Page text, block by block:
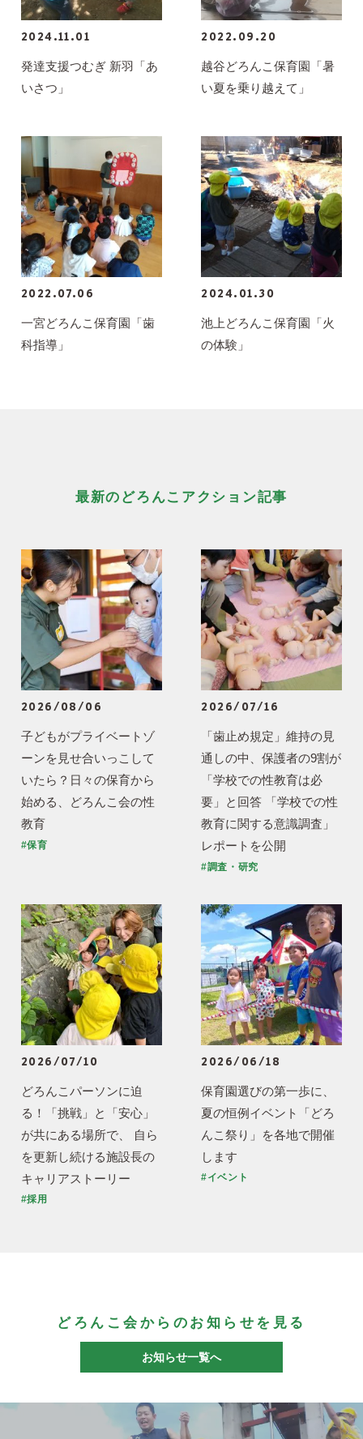
2024.11.01
発達支援つむぎ 新羽「あ
いさつ」
2022.09.20
越谷どろんこ保育園「暑
い夏を乗り越えて」
2022.07.06
一宮どろんこ保育園「歯
科指導」
2024.01.30
池上どろんこ保育園「火
の体験」
最新のどろんこアクション記事
2026/08/06
子どもがプライベートゾ
ーンを見せ合いっこして
いたら？日々の保育から
始める、どろんこ会の性
教育
#保育
2026/07/16
「歯止め規定」維持の見
通しの中、保護者の9割が
「学校での性教育は必
要」と回答 「学校での性
教育に関する意識調査」
レポートを公開
#調査・研究
2026/07/10
どろんこパーソンに迫
る！「挑戦」と「安心」
が共にある場所で、 自ら
を更新し続ける施設長の
キャリアストーリー
#採用
2026/06/18
保育園選びの第一歩に、
夏の恒例イベント「どろ
んこ祭り」を各地で開催
します
#イベント
どろんこ会からのお知らせを見る
お知らせ一覧へ